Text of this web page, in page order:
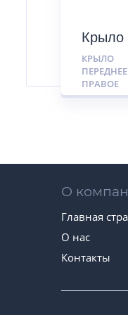
Крыло
правое
КРЫЛО
ПЕРЕДНЕЕ
ПРАВОЕ
О
Главная
О нас
Контакты